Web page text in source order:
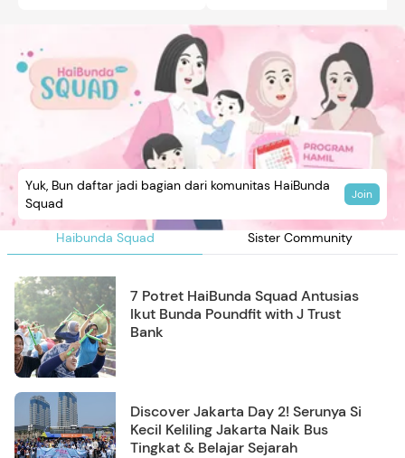
Haibunda Squad Sister Community
Yuk, Bun daftar jadi bagian dari komunitas HaiBunda
Squad
Join
7 Potret HaiBunda Squad Antusias
Ikut Bunda Poundfit with J Trust
Bank
Discover Jakarta Day 2! Serunya Si
Kecil Keliling Jakarta Naik Bus
Tingkat & Belajar Sejarah